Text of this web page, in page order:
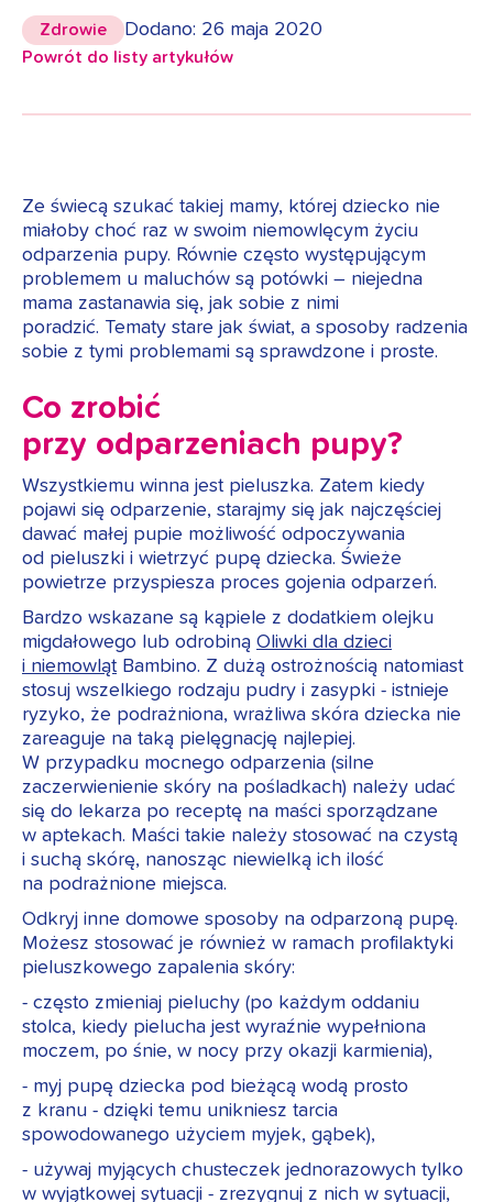
Zdrowie Dodano: 26 maja 2020
Powrót do listy artykułów
Ze świecą szukać takiej mamy, której dziecko nie
miałoby choć raz w swoim niemowlęcym życiu
odparzenia pupy. Równie często występującym
problemem u maluchów są potówki – niejedna
mama zastanawia się, jak sobie z nimi
poradzić. Tematy stare jak świat, a sposoby radzenia
sobie z tymi problemami są sprawdzone i proste.
Co zrobić
przy odparzeniach pupy?
Wszystkiemu winna jest pieluszka. Zatem kiedy
pojawi się odparzenie, starajmy się jak najczęściej
dawać małej pupie możliwość odpoczywania
od pieluszki i wietrzyć pupę dziecka. Świeże
powietrze przyspiesza proces gojenia odparzeń.
Bardzo wskazane są kąpiele z dodatkiem olejku
migdałowego lub odrobiną Oliwki dla dzieci
i niemowlątBambino. Z dużą ostrożnością natomiast
stosuj wszelkiego rodzaju pudry i zasypki - istnieje
ryzyko, że podrażniona, wrażliwa skóra dziecka nie
zareaguje na taką pielęgnację najlepiej.
W przypadku mocnego odparzenia (silne
zaczerwienienie skóry na pośladkach) należy udać
się do lekarza po receptę na maści sporządzane
w aptekach. Maści takie należy stosować na czystą
i suchą skórę, nanosząc niewielką ich ilość
na podrażnione miejsca.
Odkryj inne domowe sposoby na odparzoną pupę.
Możesz stosować je również w ramach profilaktyki
pieluszkowego zapalenia skóry:
- często zmieniaj pieluchy (po każdym oddaniu
stolca, kiedy pielucha jest wyraźnie wypełniona
moczem, po śnie, w nocy przy okazji karmienia),
- myj pupę dziecka pod bieżącą wodą prosto
z kranu - dzięki temu unikniesz tarcia
spowodowanego użyciem myjek, gąbek),
- używaj myjących chusteczek jednorazowych tylko
w wyjątkowej sytuacji - zrezygnuj z nich w sytuacji,